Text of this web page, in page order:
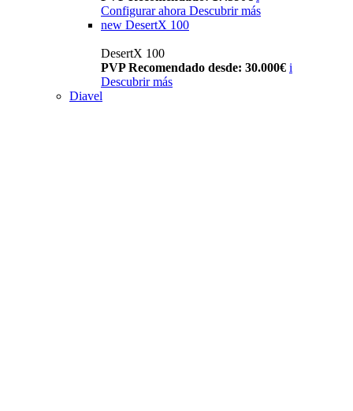
Configurar ahora Descubrir más
new DesertX 100
DesertX 100
PVP Recomendado desde: 30.000€ i
Descubrir más
Diavel